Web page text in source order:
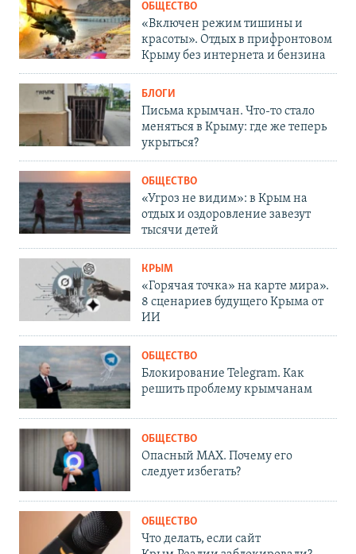
ОБЩЕСТВО
«Включен режим тишины и
красоты». Отдых в прифронтовом
Крыму без интернета и бензина
БЛОГИ
Письма крымчан. Что-то стало
меняться в Крыму: где же теперь
укрыться?
ОБЩЕСТВО
«Угроз не видим»: в Крым на
отдых и оздоровление завезут
тысячи детей
КРЫМ
«Горячая точка» на карте мира».
8 сценариев будущего Крыма от
ИИ
ОБЩЕСТВО
Блокирование Telegram. Как
решить проблему крымчанам
ОБЩЕСТВО
Опасный MAX. Почему его
следует избегать?
ОБЩЕСТВО
Что делать, если сайт